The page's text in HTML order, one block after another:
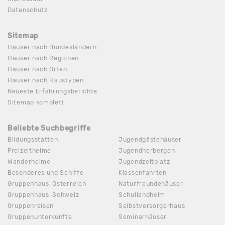
Datenschutz
Sitemap
Häuser nach Bundesländern
Häuser nach Regionen
Häuser nach Orten
Häuser nach Haustypen
Neueste Erfahrungsberichte
Sitemap komplett
Beliebte Suchbegriffe
Bildungsstätten
Freizeitheime
Wanderheime
Besonderes und Schiffe
Gruppenhaus-Österreich
Gruppenhaus-Schweiz
Gruppenreisen
Gruppenunterkünfte
Jugendgästehäuser
Jugendherbergen
Jugendzeltplatz
Klassenfahrten
Naturfreundehäuser
Schullandheim
Selbstversorgerhaus
Seminarhäuser